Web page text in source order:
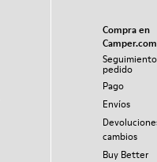
Compra en
Camper.com
pedido
Pago
Envíos
cambios
Buy Better